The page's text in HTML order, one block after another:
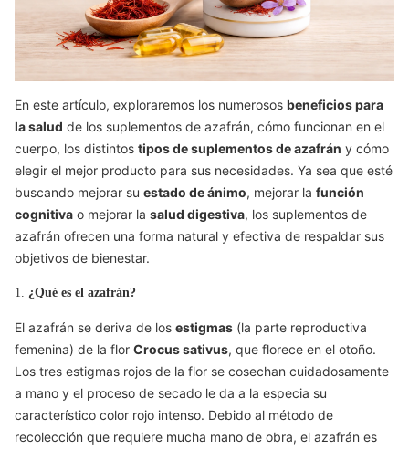
En este artículo, exploraremos los numerosos beneficios para
la salud de los suplementos de azafrán, cómo funcionan en el
cuerpo, los distintos tipos de suplementos de azafrán y cómo
elegir el mejor producto para sus necesidades. Ya sea que esté
buscando mejorar su estado de ánimo, mejorar la función
cognitiva o mejorar la salud digestiva, los suplementos de
azafrán ofrecen una forma natural y efectiva de respaldar sus
objetivos de bienestar.
1. ¿Qué es el azafrán?
El azafrán se deriva de los estigmas (la parte reproductiva
femenina) de la flor Crocus sativus, que florece en el otoño.
Los tres estigmas rojos de la flor se cosechan cuidadosamente
a mano y el proceso de secado le da a la especia su
característico color rojo intenso. Debido al método de
recolección que requiere mucha mano de obra, el azafrán es